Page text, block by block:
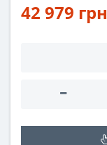
42 979 грн